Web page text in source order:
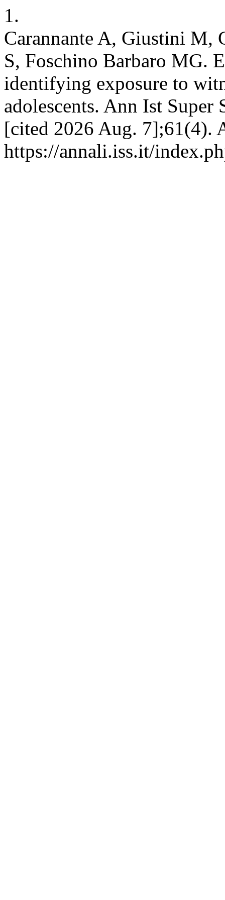
1.
Carannante A, Giustini M,
S, Foschino Barbaro MG.
identifying exposure to
adolescents. Ann Ist
[cited 2026 Aug. 7];61(4).
https://annali.iss.it/